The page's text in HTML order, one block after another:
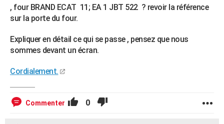
S'inscrire
Se connecter
Lycées
Collèges
Primaires
Universités
Entreprises
Service militaire
Avis de recherche
AVIS DE DÉCÈS
FORUM
Bricolage
Lifestyle
Culture
Sport
Auto
Television
Voyage
Cinema
, four BRAND ECAT 11; EA 1 JBT 522 ? revoir la référence
sur la porte du four.
Expliquer en détail ce qui se passe , pensez que nous
sommes devant un écran.
Cordialement.
Commenter 0